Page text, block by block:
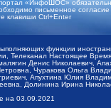
«ИнфоШОС»
письменное
клавиши Ctrl+Enter
функции
Телеканал Настоящее
Денис Николаевич,
Чуракова Ольга
Апухтина Юлия
Долинина Ирина
на 03.09.2021